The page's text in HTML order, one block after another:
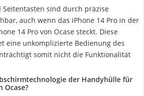
Seitentasten sind durch präzise
auch wenn das iPhone 14 Pro in der
14 Pro von Ocase steckt. Diese
eine unkomplizierte Bedienung des
somit nicht die Funktionalität
der Handyhülle für
Ocase?